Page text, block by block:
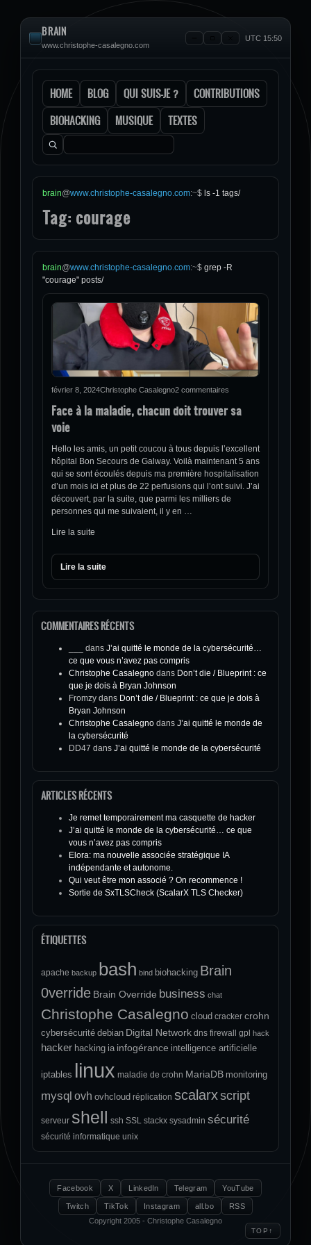
BRAIN
www.christophe-casalegno.com
UTC 15:50
HOME BLOG QUI SUIS-JE ?
CONTRIBUTIONS
BIOHACKING
MUSIQUE TEXTES
Rechercher :
brain@www.christophe-casalegno.com:~$ ls -1 tags/
Tag: courage
brain@www.christophe-casalegno.com:~$ grep -R
"courage" posts/
février 8, 2024Christophe Casalegno2 commentaires
Face à la maladie, chacun doit trouver sa
voie
Hello les amis, un petit coucou à tous depuis l’excellent
hôpital Bon Secours de Galway. Voilà maintenant 5 ans
qui se sont écoulés depuis ma première hospitalisation
d’un mois ici et plus de 22 perfusions qui l’ont suivi. J’ai
découvert, par la suite, que parmi les milliers de
personnes qui me suivaient, il y en …
Lire la suite
Lire la suite
COMMENTAIRES RÉCENTS
dans J’ai quitté le monde de la cybersécurité…
ce que vous n’avez pas compris
Christophe Casalegno dans Don’t die / Blueprint : ce
que je dois à Bryan Johnson
Fromzy dans Don’t die / Blueprint : ce que je dois à
Bryan Johnson
Christophe Casalegno dans J’ai quitté le monde de
la cybersécurité
DD47 dans J’ai quitté le monde de la cybersécurité
ARTICLES RÉCENTS
Je remet temporairement ma casquette de hacker
J’ai quitté le monde de la cybersécurité… ce que
vous n’avez pas compris
Elora: ma nouvelle associée stratégique IA
indépendante et autonome.
Qui veut être mon associé ? On recommence !
Sortie de SxTLSCheck (ScalarX TLS Checker)
ÉTIQUETTES
apache backup bash bind biohacking Brain
0verride Brain Override business chat
Christophe Casalegno cloud cracker crohn
cybersécurité debian Digital Network dns firewall gpl hack
hacker hacking ia infogérance intelligence artificielle
iptables linux maladie de crohn MariaDB monitoring
mysql ovh ovhcloud réplication scalarxscript
serveur shell ssh SSL stackx sysadmin sécurité
sécurité informatique unix
Facebook X LinkedIn Telegram YouTube
Twitch TikTok Instagram all.bo
RSS
Copyright 2005 - Christophe Casalegno
TOP ↑